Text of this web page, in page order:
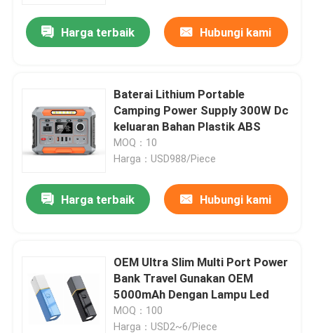
Harga terbaik Hubungi kami
Baterai Lithium Portable
Camping Power Supply 300W Dc
keluaran Bahan Plastik ABS
MOQ：10
Harga：USD988/Piece
Harga terbaik Hubungi kami
OEM Ultra Slim Multi Port Power
Bank Travel Gunakan OEM
5000mAh Dengan Lampu Led
MOQ：100
Harga：USD2~6/Piece